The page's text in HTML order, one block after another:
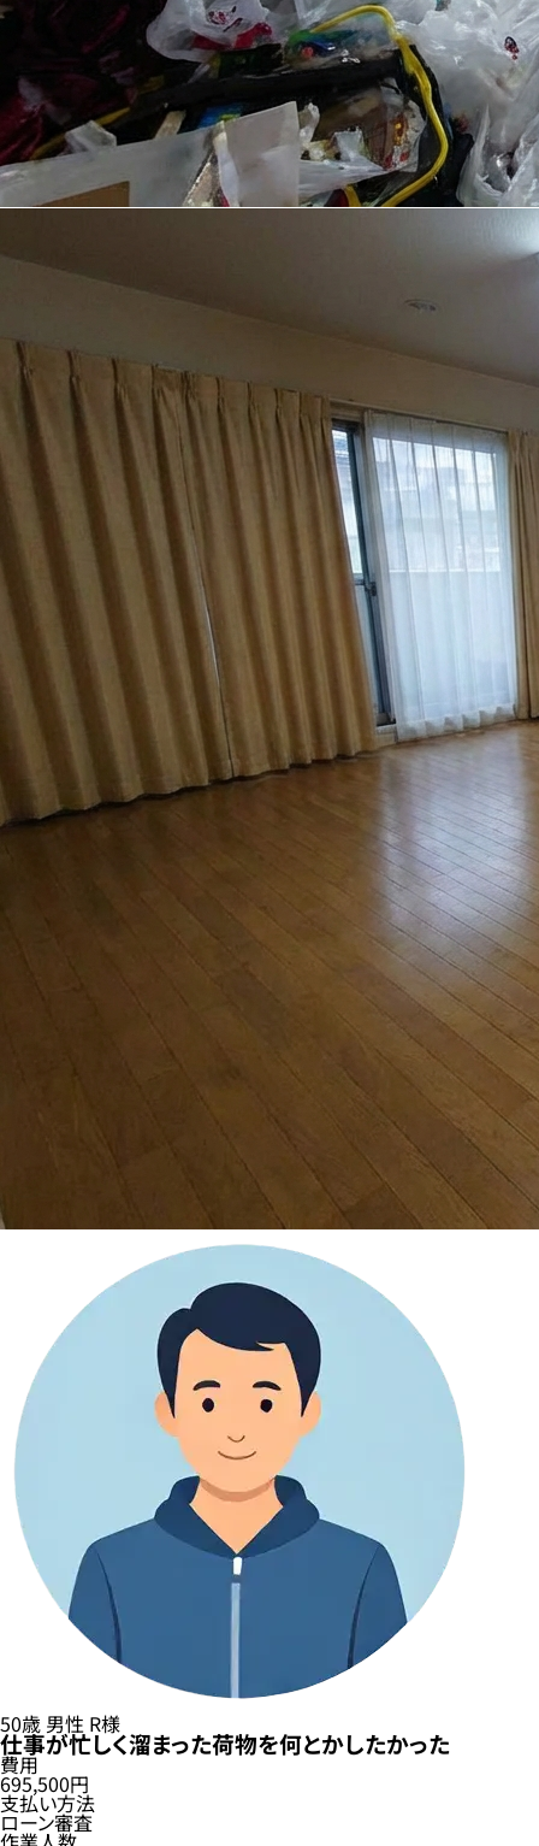
50歳 男性 R様
仕事が忙しく溜まった荷物を何とかしたかった
費用
695,500円
支払い方法
ローン審査